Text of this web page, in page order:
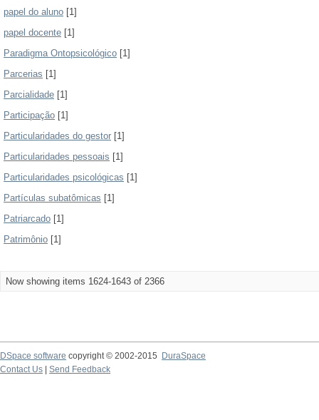
papel do aluno [1]
papel docente [1]
Paradigma Ontopsicológico [1]
Parcerias [1]
Parcialidade [1]
Participação [1]
Particularidades do gestor [1]
Particularidades pessoais [1]
Particularidades psicológicas [1]
Partículas subatômicas [1]
Patriarcado [1]
Patrimônio [1]
Now showing items 1624-1643 of 2366
DSpace software copyright © 2002-2015
DuraSpace
Contact Us
Send Feedback